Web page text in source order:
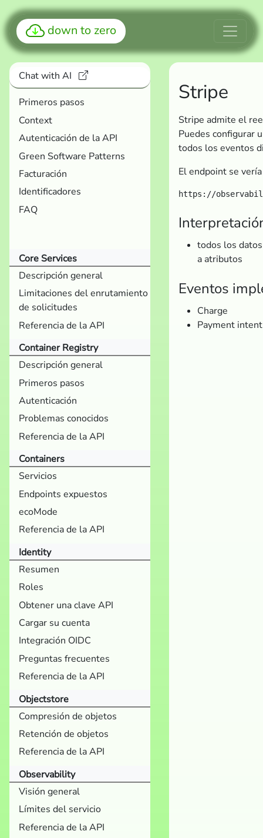
down to zero
Chat with AI
Primeros pasos
Context
Autenticación de la API
Green Software Patterns
Facturación
Identificadores
FAQ
Core Services
Descripción general
Limitaciones del enrutamiento
de solicitudes
Referencia de la API
Container Registry
Descripción general
Primeros pasos
Autenticación
Problemas conocidos
Referencia de la API
Containers
Servicios
Endpoints expuestos
ecoMode
Referencia de la API
Identity
Resumen
Roles
Obtener una clave API
Cargar su cuenta
Integración OIDC
Preguntas frecuentes
Referencia de la API
Objectstore
Compresión de objetos
Retención de objetos
Referencia de la API
Observability
Visión general
Límites del servicio
Referencia de la API
Stripe
Stripe admite el
Puedes configurar
todos los eventos
El endpoint se
todos los
a atributos
Eventos
Charge
Payment intent